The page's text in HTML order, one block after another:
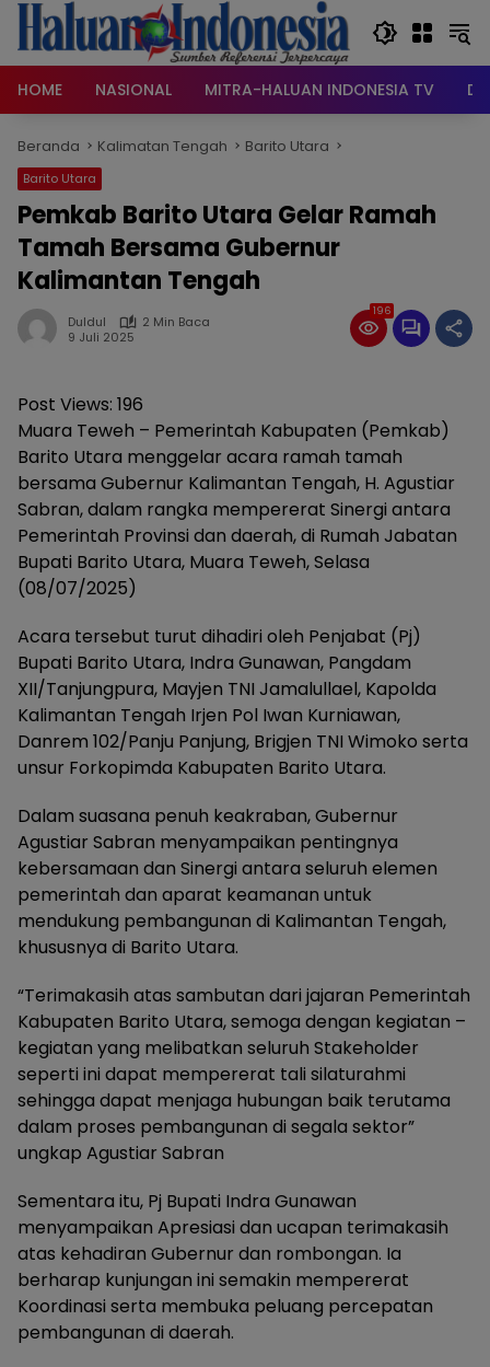
Langsung
konten
HOME
NASIONAL MITRA-HALUAN INDONESIA TV
Beranda Kalimatan Tengah Barito Utara
Barito Utara
Pemkab Barito Utara Gelar Ramah
Tamah Bersama Gubernur
Kalimantan Tengah
Duldul
2 Min Baca
9 Juli 2025
196
Post Views: 196
Muara Teweh – Pemerintah Kabupaten (Pemkab)
Barito Utara menggelar acara ramah tamah
bersama Gubernur Kalimantan Tengah, H. Agustiar
Sabran, dalam rangka mempererat Sinergi antara
Pemerintah Provinsi dan daerah, di Rumah Jabatan
Bupati Barito Utara, Muara Teweh, Selasa
(08/07/2025)
Acara tersebut turut dihadiri oleh Penjabat (Pj)
Bupati Barito Utara, Indra Gunawan, Pangdam
XII/Tanjungpura, Mayjen TNI Jamalullael, Kapolda
Kalimantan Tengah Irjen Pol Iwan Kurniawan,
Danrem 102/Panju Panjung, Brigjen TNI Wimoko serta
unsur Forkopimda Kabupaten Barito Utara.
Dalam suasana penuh keakraban, Gubernur
Agustiar Sabran menyampaikan pentingnya
kebersamaan dan Sinergi antara seluruh elemen
pemerintah dan aparat keamanan untuk
mendukung pembangunan di Kalimantan Tengah,
khususnya di Barito Utara.
“Terimakasih atas sambutan dari jajaran Pemerintah
Kabupaten Barito Utara, semoga dengan kegiatan –
kegiatan yang melibatkan seluruh Stakeholder
seperti ini dapat mempererat tali silaturahmi
sehingga dapat menjaga hubungan baik terutama
dalam proses pembangunan di segala sektor”
ungkap Agustiar Sabran
Sementara itu, Pj Bupati Indra Gunawan
menyampaikan Apresiasi dan ucapan terimakasih
atas kehadiran Gubernur dan rombongan. Ia
berharap kunjungan ini semakin mempererat
Koordinasi serta membuka peluang percepatan
pembangunan di daerah.